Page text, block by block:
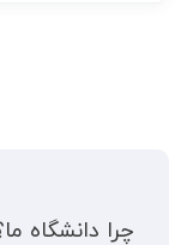
چرا دانشگاه